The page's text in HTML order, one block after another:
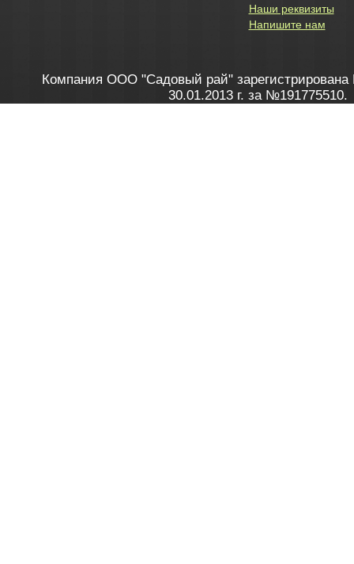
Наши реквизиты
Напишите нам
Компания ООО "Садовый рай" зарегистрирована
30.01.2013 г. за №191775510.